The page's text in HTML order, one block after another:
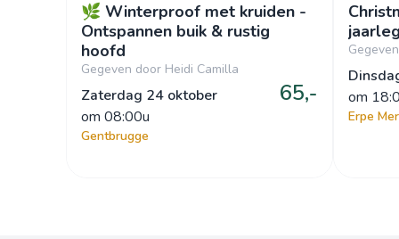
🌿 Winterproof met kruiden -
Ontspannen buik & rustig
hoofd
Gegeven door Heidi Camilla
Zaterdag 24 oktober
om 08:00u
65,-
Gentbrugge
om
Erpe